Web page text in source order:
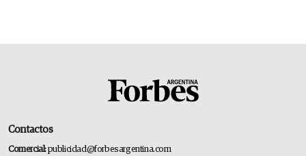
Contactos
Comercial:publicidad@forbesargentina.com